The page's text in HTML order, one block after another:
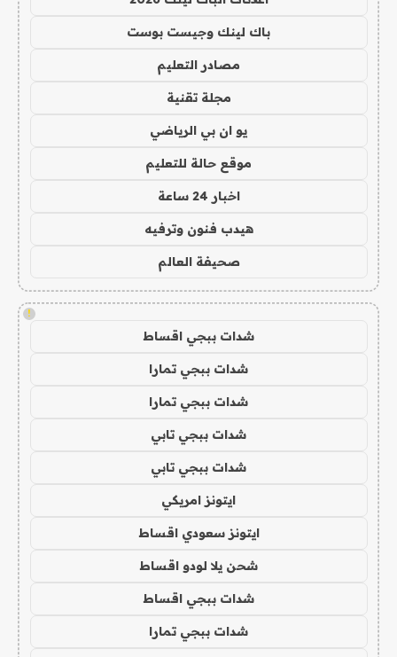
باك لينك وجيست بوست
مصادر التعليم
مجلة تقنية
يو ان بي الرياضي
موقع حالة للتعليم
اخبار 24 ساعة
هيدب فنون وترفيه
صحيفة العالم
!
شدات ببجي اقساط
شدات ببجي تمارا
شدات ببجي تمارا
شدات ببجي تابي
شدات ببجي تابي
ايتونز امريكي
ايتونز سعودي اقساط
شحن يلا لودو اقساط
شدات ببجي اقساط
شدات ببجي تمارا